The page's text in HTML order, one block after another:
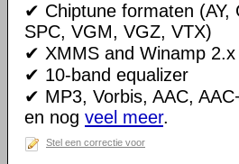
✔ Chiptune formaten (AY,
SPC, VGM, VGZ, VTX)
✔ XMMS and Winamp 2.x
✔ 10-band equalizer
✔ MP3, Vorbis, AAC,
en nog veel meer.
Stel een correctie voor